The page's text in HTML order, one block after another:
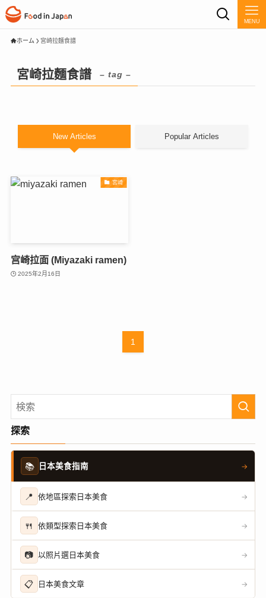
MENU
ホーム 宮崎拉麵食譜
宮崎拉麵食譜 – tag –
New Articles Popular Articles
宮崎
宫崎拉面 (Miyazaki ramen)
2025年2月16日
1
探索
📚 日本美食指南 →
📍 依地區探索日本美食 →
🍴 依類型探索日本美食 →
📷 以照片選日本美食 →
📋 日本美食文章 →